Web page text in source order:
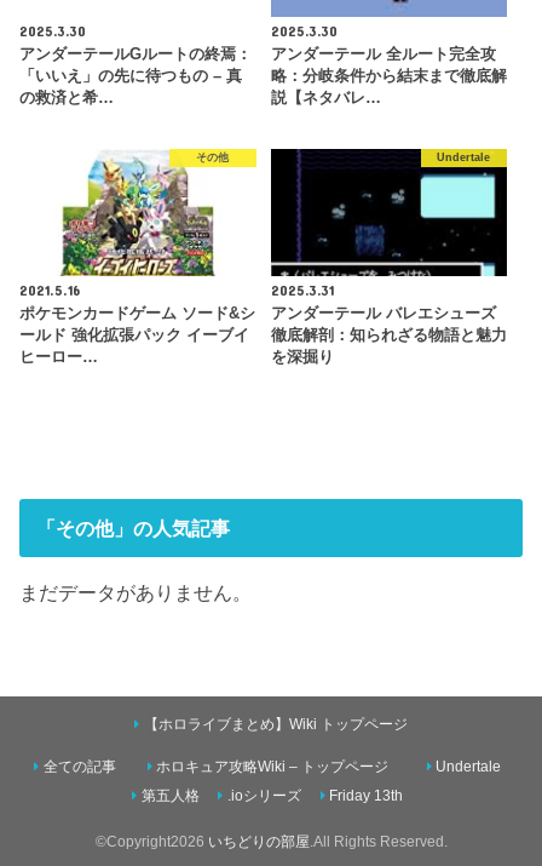
2025.3.30
アンダーテールGルートの終焉：
「いいえ」の先に待つもの – 真
の救済と希…
2025.3.30
アンダーテール 全ルート完全攻
略：分岐条件から結末まで徹底解
説【ネタバレ…
その他
2021.5.16
ポケモンカードゲーム ソード&シ
ールド 強化拡張パック イーブイ
ヒーロー…
Undertale
2025.3.31
アンダーテール バレエシューズ
徹底解剖：知られざる物語と魅力
を深掘り
「その他」の人気記事
まだデータがありません。
全ての記事
【ホロライブまとめ】Wiki トップページ
ホロキュア攻略Wiki – トップページ
Undertale
第五人格
.ioシリーズ Friday 13th
©Copyright2026 いちどりの部屋 .All Rights Reserved.